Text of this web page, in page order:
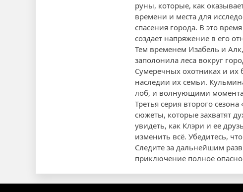
руны, которые, как
времени и места для
спасения города. В это
создает напряжение в его
Тем временем Изабель и
заполонила леса вокруг
Сумеречных охотниках и их
наследии их семьи.
лоб, и волнующими
Третья серия второго
сюжеты, которые захватят
увидеть, как Клэри и ее
изменить всё. Убедитесь,
Следите за дальнейшим
приключение полное